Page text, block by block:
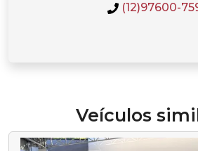
(12)97600-
Veículos